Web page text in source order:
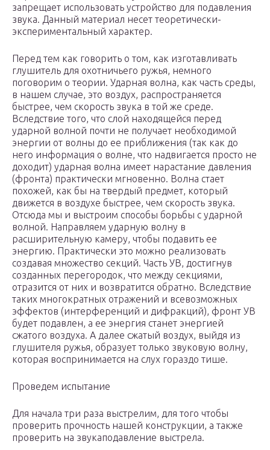
запрещает использовать устройство для подавления
звука. Данный материал несет теоретически-
экспериментальный характер.
Перед тем как говорить о том, как изготавливать
глушитель для охотничьего ружья, немного
поговорим о теории. Ударная волна, как часть среды,
в нашем случае, это воздух, распространяется
быстрее, чем скорость звука в той же среде.
Вследствие того, что слой находящейся перед
ударной волной почти не получает необходимой
энергии от волны до ее приближения (так как до
него информация о волне, что надвигается просто не
доходит) ударная волна имеет нарастание давления
(фронта) практически мгновенно. Волна стает
похожей, как бы на твердый предмет, который
движется в воздухе быстрее, чем скорость звука.
Отсюда мы и выстроим способы борьбы с ударной
волной. Направляем ударную волну в
расширительную камеру, чтобы подавить ее
энергию. Практически это можно реализовать
создавая множество секций. Часть УВ, достигнув
созданных перегородок, что между секциями,
отразится от них и возвратится обратно. Вследствие
таких многократных отражений и всевозможных
эффектов (интерференций и дифракций), фронт УВ
будет подавлен, а ее энергия станет энергией
сжатого воздуха. А далее сжатый воздух, выйдя из
глушителя ружья, образует только звуковую волну,
которая воспринимается на слух гораздо тише.
Проведем испытание
Для начала три раза выстрелим, для того чтобы
проверить прочность нашей конструкции, а также
проверить на звукаподавление выстрела.